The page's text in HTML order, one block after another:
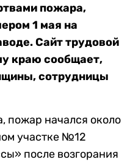
пожара,
1 мая на
Сайт трудовой
краю сообщает,
сотрудницы
пожар начался около
участке №12
после возгорания